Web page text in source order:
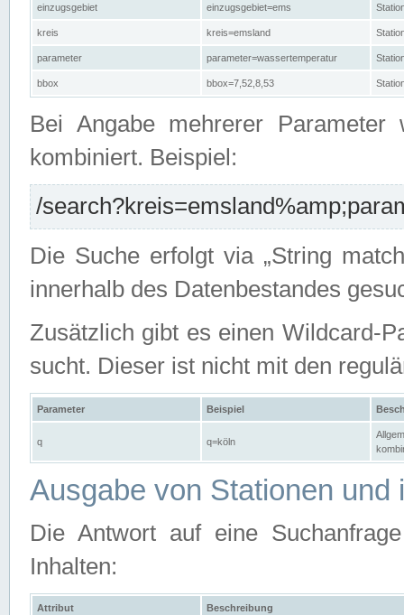
einzugsgebiet einzugsgebiet=ems
kreis kreis=emsland
parameter parameter=wassertemperatur
bbox bbox=7,52,8,53
Bei Angabe mehrerer Parameter
kombiniert. Beispiel:
/
Die Suche erfolgt via „String
innerhalb des Datenbestandes
Zusätzlich gibt es einen Wildcard-
sucht. Dieser ist nicht mit den
Parameter Beispiel
q q=köln
Ausgabe von Stationen und
Die Antwort auf eine
Inhalten:
Attribut Beschreibung